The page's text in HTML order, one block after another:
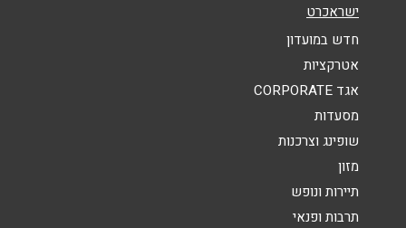
ישראכרט
חדש במועדון
אטרקציות
אגד CORPORATE
מסעדות
שופינג וצרכנות
מזון
תיירות ונופש
תרבות ופנאי